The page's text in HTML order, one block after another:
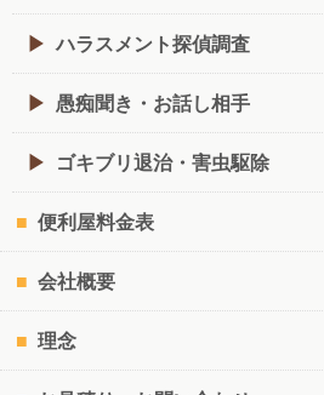
ハラスメント探偵調査
愚痴聞き・お話し相手
ゴキブリ退治・害虫駆除
便利屋料金表
会社概要
理念